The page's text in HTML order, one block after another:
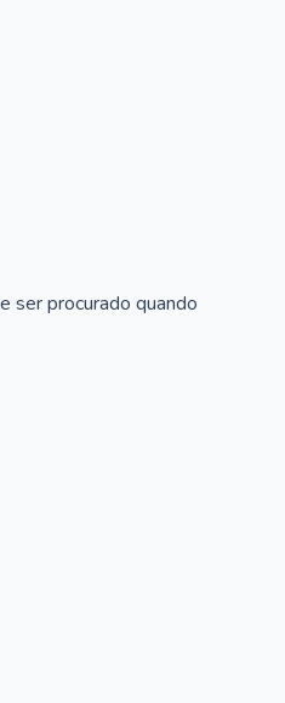
ser procurado quando